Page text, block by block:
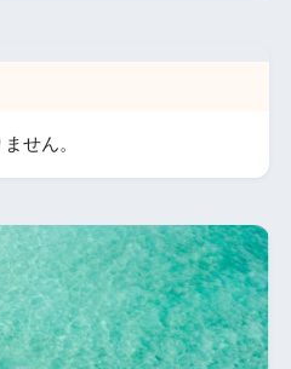
せん。